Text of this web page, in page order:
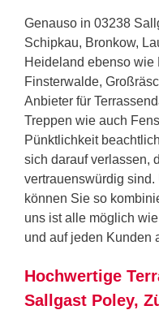
Genauso in 03238
Schipkau, Bronkow,
Heideland ebenso wie
Finsterwalde,
Anbieter für
Treppen wie auch
Pünktlichkeit
sich darauf verlassen,
vertrauenswürdig
können Sie so
uns ist alle möglich
und auf jeden Kunden
Hochwertige
Sallgast Poley,